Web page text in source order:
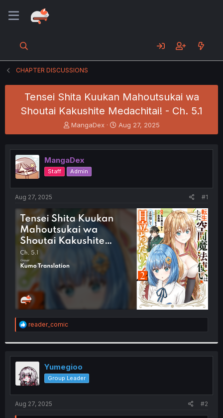
CHAPTER DISCUSSIONS
Tensei Shita Kuukan Mahoutsukai wa
Shoutai Kakushite Medachitai! - Ch. 5.1
T
h
e
a
d
s
t
e
r
MangaDex
S
t
r
t
Aug 27, 2025
MangaDex
Staff Admin
Aug 27, 2025 #1
R
e
t
i
o
n
s
:
reader_comic
Yumegioo
Group Leader
Aug 27, 2025 #2